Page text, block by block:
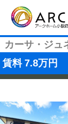
カーサ・ジュ
賃料 7.8万円